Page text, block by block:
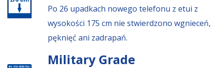
Po 26 upadkach nowego telefonu z etui z
wysokości 175 cm nie stwierdzono wgnieceń,
pęknięć ani zadrapań.
Military Grade